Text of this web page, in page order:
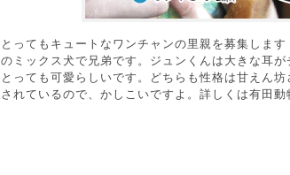
とってもキュートなワンチャンの里親を募集しま
のミックス犬で兄弟です。ジュンくんは大きな耳
とっても可愛らしいです。どちらも性格は甘えん
されているので、かしこいですよ。詳しくは有田